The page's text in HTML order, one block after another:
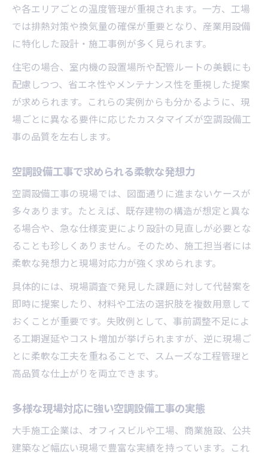
や各エリアごとの温度管理が重視されます。一方、工場
では排熱対策や換気量の確保が重要となり、産業用設備
に特化した設計・施工事例が多く見られます。
住宅の場合、室内機の設置場所や配管ルートの美観にも
配慮しつつ、省エネ性やメンテナンス性を重視した提案
が求められます。これらの実例からも分かるように、現
場ごとに異なる要件に応じたカスタマイズが空調設備工
事の品質を左右します。
空調設備工事で求められる柔軟な発想力
空調設備工事の現場では、図面通りに進まないケースが
多々あります。たとえば、既存建物の構造が想定と異な
る場合や、急な仕様変更により設計の見直しが必要とな
ることも珍しくありません。そのため、施工担当者には
柔軟な発想力と現場対応力が強く求められます。
具体的には、現場調査で発見した課題に対して代替案を
即時に提案したり、材料や工法の選択肢を複数用意して
おくことが重要です。失敗例として、事前調整不足によ
る工期遅延やコスト増加が挙げられますが、逆に現場ご
とに柔軟な工夫を重ねることで、スムーズな工程管理と
高品質な仕上がりを両立できます。
多様な現場対応に強い空調設備工事の実態
大手施工企業は、オフィスビルや工場、商業施設、公共
建築など幅広い現場で豊富な実績を持っています。これ